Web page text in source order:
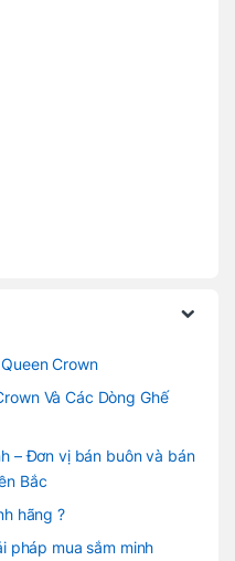
Crown
Và Các Dòng Ghế
– Đơn vị bán buôn và bán
Bắc
hãng ?
pháp mua sắm minh